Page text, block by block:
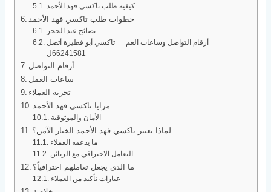
كيفية طلب تاكسي فهد الأحمد
خطوات طلب تاكسي فهد الأحمد
نصائح عند الحجز
أرقام التواصل وساعات العم تاكسي أبو فطيرة أتصل
66241581ل
أرقام التواصل
ساعات العمل
تجربة العملاء
مزايا تاكسي فهد الأحمد
الأمان والموثوقية
لماذا يعتبر تاكسي فهد الأحمد الخيار الآمن؟
ما يدعمه العملاء
التعامل الاحترافي مع الزبائن
ما الذي يجعل تعاملهم احترافياً؟
عبارات تأكيد من العملاء